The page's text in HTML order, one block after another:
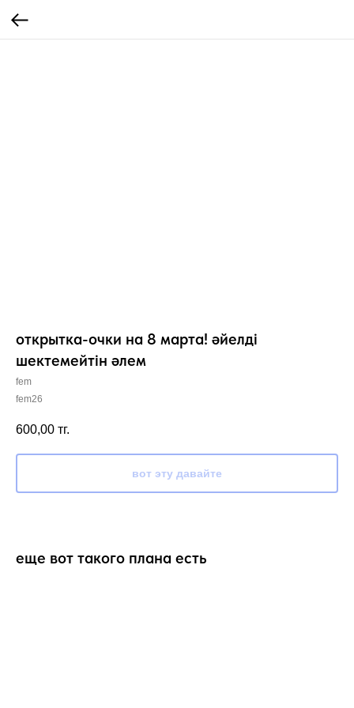
открытка-очки на 8 марта! әйелді
шектемейтін әлем
fem
fem26
600,00 тг.
вот эту давайте
еще вот такого плана есть